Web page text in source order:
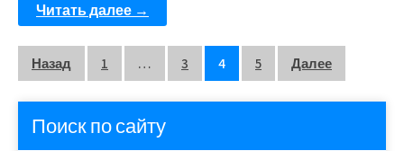
Читать далее →
Пагинация
записей
Назад 1 … 3 4 5 Далее
Поиск по сайту